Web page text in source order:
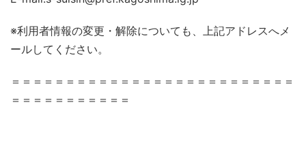
※利用者情報の変更・解除についても、上記アドレスへメ
ールしてください。
＝＝＝＝＝＝＝＝＝＝＝＝＝＝＝＝＝＝＝＝＝＝＝＝＝＝
＝＝＝＝＝＝＝＝＝＝＝